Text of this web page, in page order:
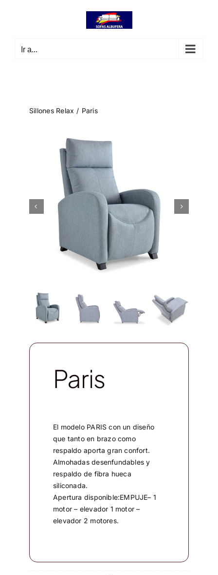
Ir a...
Sillones Relax Paris
Paris
El modelo PARIS con un diseño
que tanto en brazo como
respaldo aporta gran confort.
Almohadas desenfundables y
respaldo de fibra hueca
siliconada.
Apertura disponible:EMPUJE– 1
motor – elevador 1 motor –
elevador 2 motores.